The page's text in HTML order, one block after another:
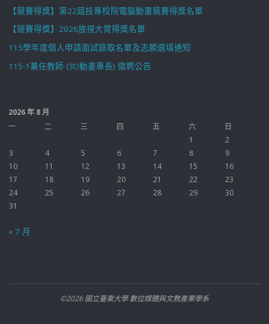
【競賽得獎】第22屆技專校院電腦動畫競賽得獎名單
【競賽得獎】2026放視大賞得獎名單
115學年度個人申請面試錄取名單及志願選填通知
115-1兼任教師 (3D動畫專長) 徵聘公告
2026 年 8 月
一
二 三 四 五 六
日
1
2
3
4 5 6 7 8
9
10
11 12 13 14 15
16
17
18 19 20 21 22
23
24
25 26 27 28 29
30
31
« 7 月
©2026 國立臺東大學 數位媒體與文教產業學系